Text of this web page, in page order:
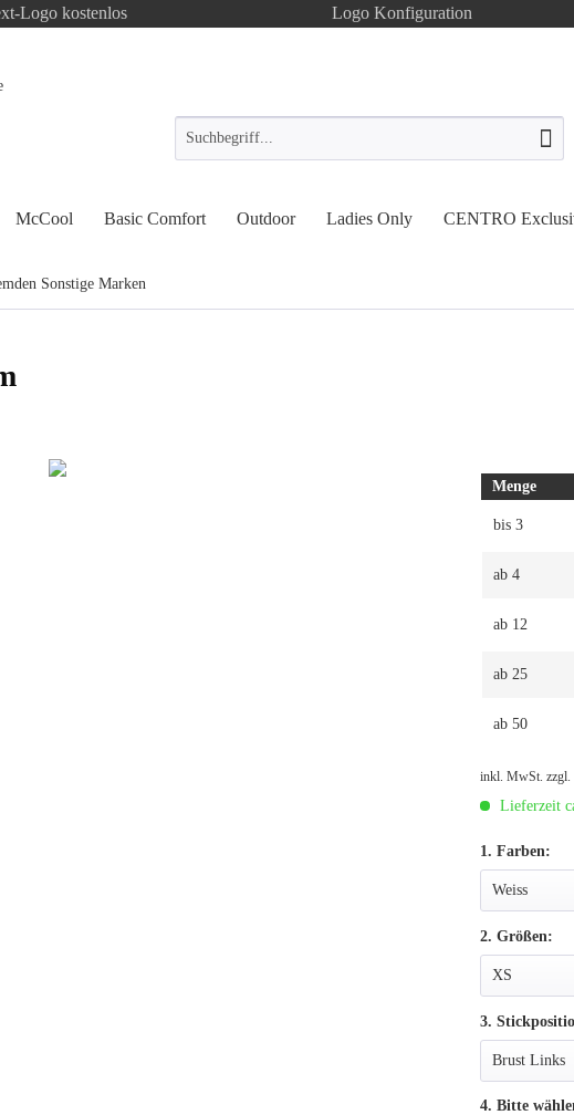
Logo kostenlos Logo Konfiguration
McCool Basic Comfort Outdoor Ladies Only CENTRO
Sonstige Marken
Menge
bis3
ab4
ab 12
ab25
ab50
inkl. MwSt.zzgl.
Lieferzeit
1. Farben:
2. Größen:
3.
4. Bitte